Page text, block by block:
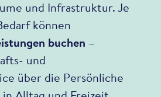
und Infrastruktur. Je
können
buchen –
und
über die Persönliche